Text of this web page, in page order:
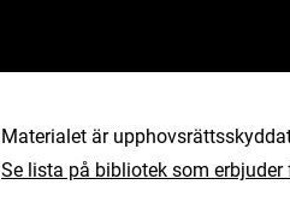
Materialet är
Se lista på bibliotek som